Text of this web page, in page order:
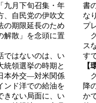
九月下旬召集・年
、自民党の伊吹文
の期限延長のため
解散」を念頭に置
はないのは、い
統領選挙の時期と
本外交―対米関係
ンド洋での給油を
きない局面に、い
書
な
プ
グ
ス
す
【
グ
降
か